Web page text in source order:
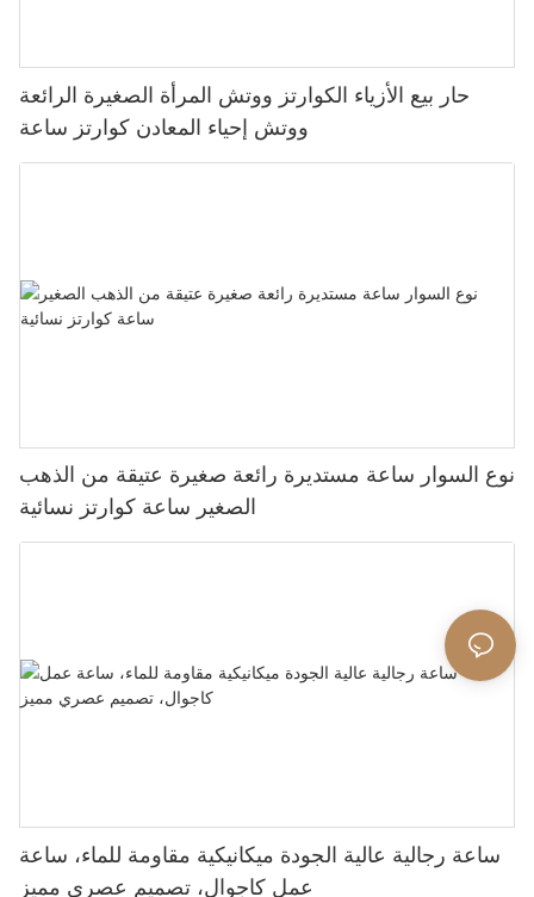
حار بيع الأزياء الكوارتز ووتش المرأة الصغيرة الرائعة
ووتش إحياء المعادن كوارتز ساعة
نوع السوار ساعة مستديرة رائعة صغيرة عتيقة من الذهب
الصغير ساعة كوارتز نسائية
ساعة رجالية عالية الجودة ميكانيكية مقاومة للماء، ساعة
عمل كاجوال، تصميم عصري مميز